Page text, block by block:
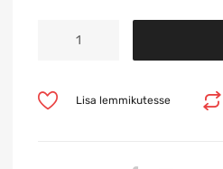
Lisa lemmikutesse